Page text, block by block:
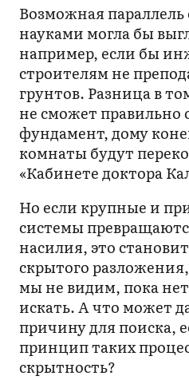
Возможная
науками могла бы
например, если бы
строителям не
грунтов. Разница в
не сможет правильно
фундамент, дому
комнаты будут
«Кабинете доктора
Но если крупные и
системы
насилия, это
скрытого
мы не видим, пока
искать. А что может
причину для поиска,
принцип таких
скрытность?